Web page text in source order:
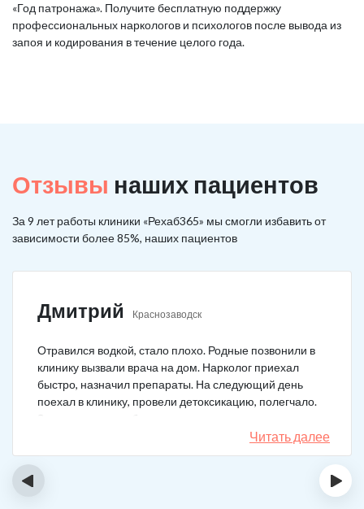
«Год патронажа». Получите бесплатную поддержку
профессиональных наркологов и психологов после вывода из
запоя и кодирования в течение целого года.
Отзывы наших пациентов
За 9 лет работы клиники «Рехаб365» мы смогли избавить от
зависимости более 85%, наших пациентов
Дмитрий Краснозаводск
Отравился водкой, стало плохо. Родные позвонили в
клинику вызвали врача на дом. Нарколог приехал
быстро, назначил препараты. На следующий день
поехал в клинику, провели детоксикацию, полегчало.
Записался на реабилитацию, прошел и теперь думаю,
что в рот водку больше не возьму. Так намучался и
испугался.
Читать далее
‹ ›